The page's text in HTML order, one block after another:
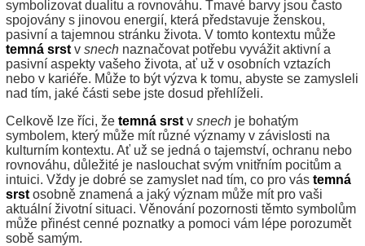
symbolizovat dualitu a rovnováhu. Tmavé barvy jsou často
spojovány s jinovou energií, která představuje ženskou,
pasivní a tajemnou stránku života. V tomto kontextu může
temná srst v snech naznačovat potřebu vyvážit aktivní a
pasivní aspekty vašeho života, ať už v osobních vztazích
nebo v kariéře. Může to být výzva k tomu, abyste se zamysleli
nad tím, jaké části sebe jste dosud přehlíželi.
Celkově lze říci, že temná srst v snech je bohatým
symbolem, který může mít různé významy v závislosti na
kulturním kontextu. Ať už se jedná o tajemství, ochranu nebo
rovnováhu, důležité je naslouchat svým vnitřním pocitům a
intuici. Vždy je dobré se zamyslet nad tím, co pro vás temná
srst osobně znamená a jaký význam může mít pro vaši
aktuální životní situaci. Věnování pozornosti těmto symbolům
může přinést cenné poznatky a pomoci vám lépe porozumět
sobě samým.